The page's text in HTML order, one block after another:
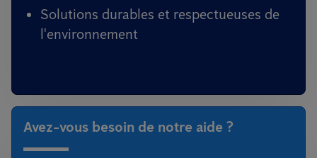
Solutions durables et respectueuses de
l'environnement
Avez-vous besoin de notre aide ?